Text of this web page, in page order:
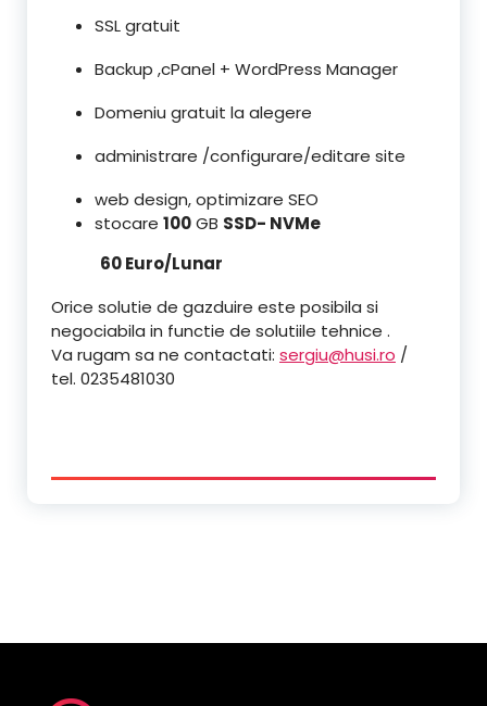
SSL gratuit
Backup ,cPanel + WordPress Manager
Domeniu gratuit la alegere
administrare /configurare/editare site
web design, optimizare SEO
stocare 100GB SSD- NVMe
60 Euro/Lunar
Orice solutie de gazduire este posibila si
negociabila in functie de solutiile tehnice .
Va rugam sa ne contactati: sergiu@husi.ro /
tel. 0235481030